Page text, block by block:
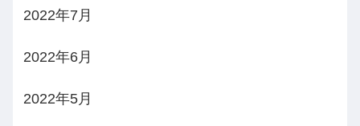
2022年7月
2022年6月
2022年5月